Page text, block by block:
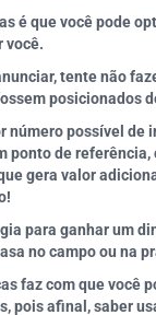
é que você pode
você.
tente não
posicionados
número possível
ponto de
gera valor
para ganhar um
no campo ou na
faz com que você
pois afinal, saber